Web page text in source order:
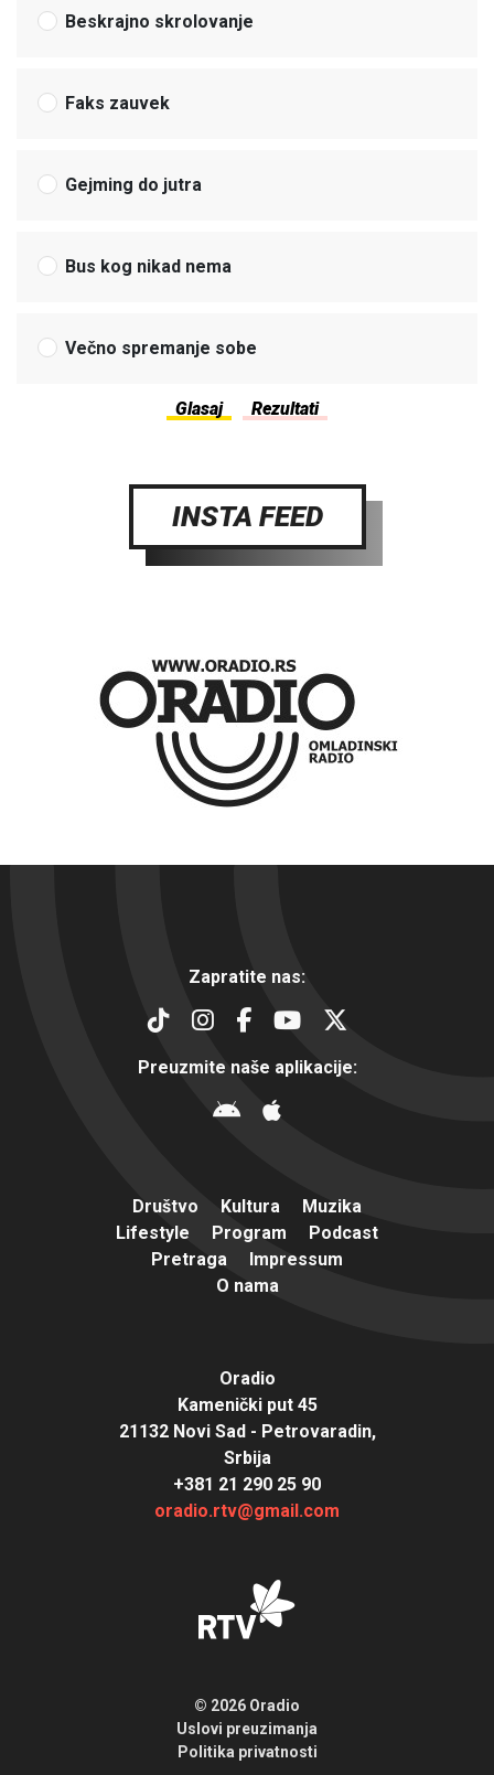
Beskrajno skrolovanje
Faks zauvek
Gejming do jutra
Bus kog nikad nema
Večno spremanje sobe
INSTA FEED
Zapratite nas:
Preuzmite naše aplikacije:
Društvo Kultura
Muzika
Lifestyle
Program
Podcast
Pretraga
Impressum
O nama
Oradio
Kamenički put 45
21132 Novi Sad - Petrovaradin,
Srbija
+381 21 290 25 90
oradio.rtv@gmail.com
© 2026 Oradio
Uslovi preuzimanja
Politika privatnosti